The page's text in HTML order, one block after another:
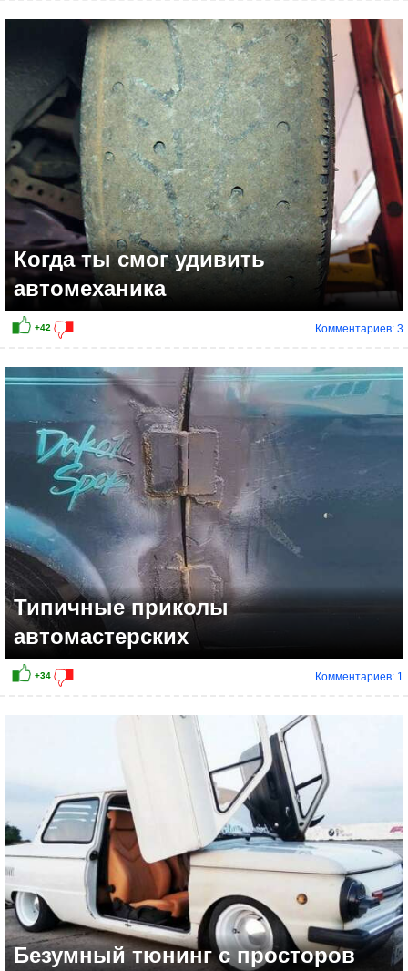
+36
Когда ты смог удивить
автомеханика
Комментариев: 3
Типичные приколы
автомастерских
Комментариев: 1
Безумный тюнинг с просторов